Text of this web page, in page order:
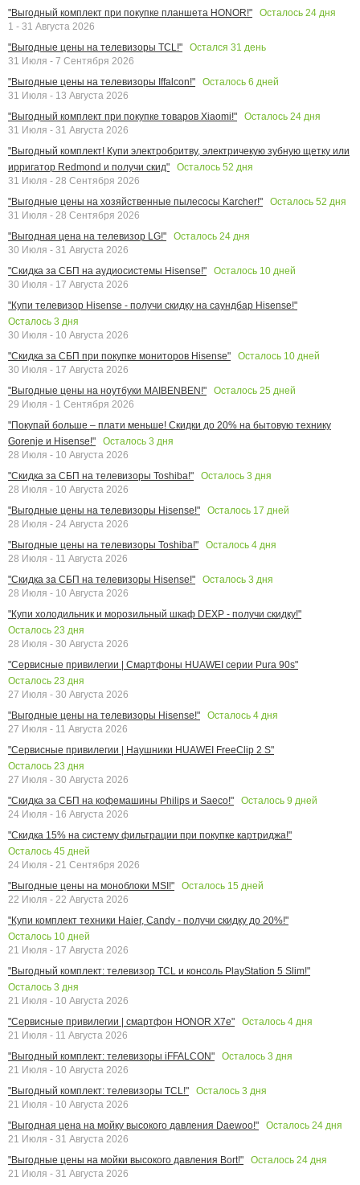
"Выгодный комплект при покупке планшета HONOR!"
Осталось 24 дня
1 - 31 Августа 2026
"Выгодные цены на телевизоры TCL!"
Остался 31 день
31 Июля - 7 Сентября 2026
"Выгодные цены на телевизоры Iffalcon!"
Осталось 6 дней
31 Июля - 13 Августа 2026
"Выгодный комплект при покупке товаров Xiaomi!"
Осталось 24 дня
31 Июля - 31 Августа 2026
"Выгодный комплект! Купи электробритву, электричекую зубную щетку или
ирригатор Redmond и получи скид"
Осталось 52 дня
31 Июля - 28 Сентября 2026
"Выгодные цены на хозяйственные пылесосы Karcher!"
Осталось 52 дня
31 Июля - 28 Сентября 2026
"Выгодная цена на телевизор LG!"
Осталось 24 дня
30 Июля - 31 Августа 2026
"Скидка за СБП на аудиосистемы Hisense!"
Осталось 10 дней
30 Июля - 17 Августа 2026
"Купи телевизор Hisense - получи скидку на саундбар Hisense!"
Осталось 3 дня
30 Июля - 10 Августа 2026
"Скидка за СБП при покупке мониторов Hisense"
Осталось 10 дней
30 Июля - 17 Августа 2026
"Выгодные цены на ноутбуки MAIBENBEN!"
Осталось 25 дней
29 Июля - 1 Сентября 2026
"Покупай больше – плати меньше! Скидки до 20% на бытовую технику
Gorenje и Hisense!"
Осталось 3 дня
28 Июля - 10 Августа 2026
"Скидка за СБП на телевизоры Toshiba!"
Осталось 3 дня
28 Июля - 10 Августа 2026
"Выгодные цены на телевизоры Hisense!"
Осталось 17 дней
28 Июля - 24 Августа 2026
"Выгодные цены на телевизоры Toshiba!"
Осталось 4 дня
28 Июля - 11 Августа 2026
"Скидка за СБП на телевизоры Hisense!"
Осталось 3 дня
28 Июля - 10 Августа 2026
"Купи холодильник и морозильный шкаф DEXP - получи скидку!"
Осталось 23 дня
28 Июля - 30 Августа 2026
"Сервисные привилегии | Смартфоны HUAWEI серии Pura 90s"
Осталось 23 дня
27 Июля - 30 Августа 2026
"Выгодные цены на телевизоры Hisense!"
Осталось 4 дня
27 Июля - 11 Августа 2026
"Сервисные привилегии | Наушники HUAWEI FreeClip 2 S"
Осталось 23 дня
27 Июля - 30 Августа 2026
"Скидка за СБП на кофемашины Philips и Saeco!"
Осталось 9 дней
24 Июля - 16 Августа 2026
"Скидка 15% на систему фильтрации при покупке картриджа!"
Осталось 45 дней
24 Июля - 21 Сентября 2026
"Выгодные цены на моноблоки MSI!"
Осталось 15 дней
22 Июля - 22 Августа 2026
"Купи комплект техники Haier, Candy - получи скидку до 20%!"
Осталось 10 дней
21 Июля - 17 Августа 2026
"Выгодный комплект: телевизор TCL и консоль PlayStation 5 Slim!"
Осталось 3 дня
21 Июля - 10 Августа 2026
"Сервисные привилегии | смартфон HONOR X7e"
Осталось 4 дня
21 Июля - 11 Августа 2026
"Выгодный комплект: телевизоры iFFALCON"
Осталось 3 дня
21 Июля - 10 Августа 2026
"Выгодный комплект: телевизоры TCL!"
Осталось 3 дня
21 Июля - 10 Августа 2026
"Выгодная цена на мойку высокого давления Daewoo!"
Осталось 24 дня
21 Июля - 31 Августа 2026
"Выгодные цены на мойки высокого давления Bort!"
Осталось 24 дня
21 Июля - 31 Августа 2026